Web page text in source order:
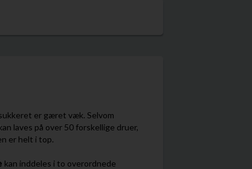
er gæret væk. Selvom
laves på over 50 forskellige druer,
er helt i top.
kan inddeles i to overordnede